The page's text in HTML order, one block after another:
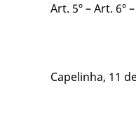
Art. 5º – Art.
Capelinha, 11